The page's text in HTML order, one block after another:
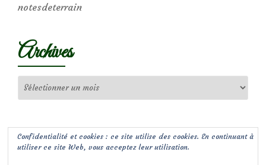
notesdeterrain
Archives
Confidentialité et cookies : ce site utilise des cookies. En continuant à
utiliser ce site Web, vous acceptez leur utilisation.